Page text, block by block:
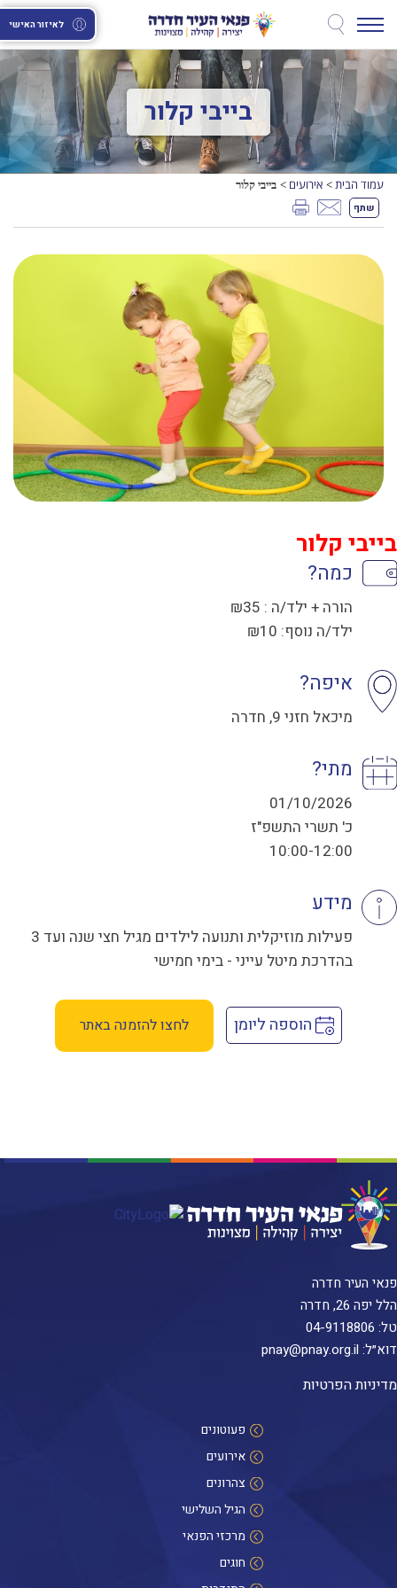
לאיזור האישי
בייבי קלור
עמוד הבית > אירועים > בייבי קלור
שתף
בייבי קלור
כמה?
הורה + ילד/ה : ₪35
ילד/ה נוסף: ₪10
איפה?
מיכאל חזני 9, חדרה
מתי?
01/10/2026
כ' תשרי התשפ"ז
10:00-12:00
מידע
פעילות מוזיקלית ותנועה לילדים מגיל חצי שנה ועד 3
בהדרכת מיטל עייני - בימי חמישי
הוספה ליומן לחצו להזמנה באתר
פנאי העיר חדרה
הלל יפה 26, חדרה
טל: 04-9118806
דוא״ל: pnay@pnay.org.il
מדיניות הפרטיות
פעוטונים
אירועים
צהרונים
הגיל השלישי
מרכזי הפנאי
חוגים